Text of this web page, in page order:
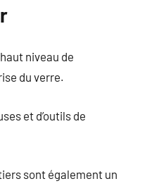
niveau de
du verre.
et d’outils de
sont également un